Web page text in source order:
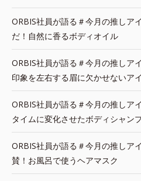
ORBIS社員が語る＃今月の推しア
だ！自然に香るボディオイル
ORBIS社員が語る＃今月の推しア
印象を左右する眉に欠かせないア
ORBIS社員が語る＃今月の推しア
タイムに変化させたボディシャン
ORBIS社員が語る＃今月の推しア
賛！お風呂で使うヘアマスク